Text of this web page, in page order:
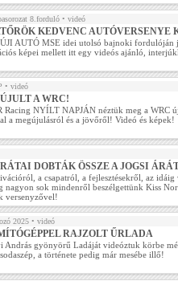
8.forduló • videó
KEDVENC AUTÓVERSENYE
AUTÓ MSE idei utolsó bajnoki fordulóján
képei mellett itt egy videós ajánló,
• videó
A WRC!
Racing NYÍLT NAPJÁN néztük meg a WRC
a megújulásról és a jövőről! Videó és képek!
DOBTÁK ÖSSZE A JOGSI
a csapatról, a fejlesztésekről, az
nagyon sok mindenről beszélgettünk Kiss
versenyzővel!
2025 • videó
RAJZOLT ŰRLADA
András gyönyörű Ladáját videóztuk körbe
a története pedig már mesébe illő!